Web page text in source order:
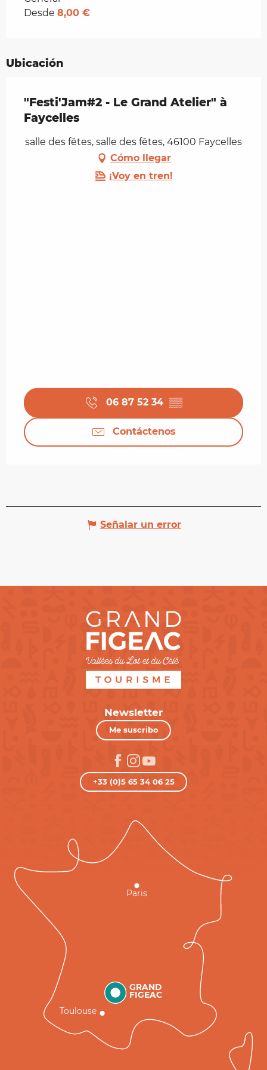
Desde 8,00 €
Ubicación
"Festi'Jam#2 - Le Grand Atelier" à
Faycelles
salle des fêtes, salle des fêtes, 46100 Faycelles
Cómo llegar
¡Voy en tren!
06 87 52 34 ▒▒
Contáctenos
Señalar un error
Newsletter
Me suscribo
+33 (0)5 65 34 06 25
GRAND
FIGEAC
Toulouse
Paris